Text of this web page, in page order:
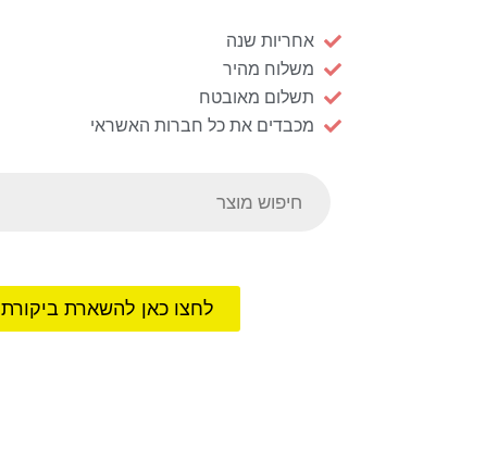
אחריות שנה
משלוח מהיר
תשלום מאובטח
מכבדים את כל חברות האשראי
לחצו כאן להשארת ביקורת